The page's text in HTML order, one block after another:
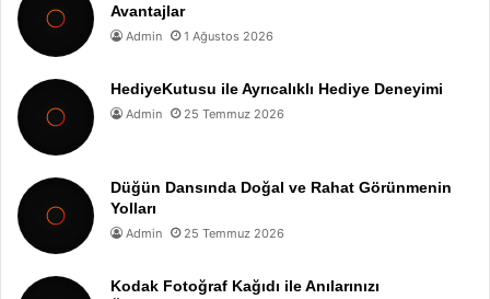
Avantajlar
Admin 1 Ağustos 2026
HediyeKutusu ile Ayrıcalıklı Hediye Deneyimi
Admin 25 Temmuz 2026
Düğün Dansında Doğal ve Rahat Görünmenin
Yolları
Admin 25 Temmuz 2026
Kodak Fotoğraf Kağıdı ile Anılarınızı